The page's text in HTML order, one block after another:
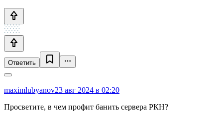
Ответить
maximlubyanov23 авг 2024 в 02:20
Просветите, в чем профит банить сервера РКН?